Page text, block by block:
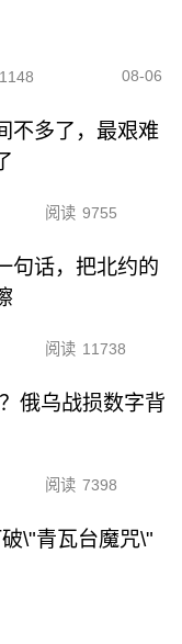
08-06
不多了，最艰难
阅读 9755
句话，把北约的
阅读 11738
俄乌战损数字背
阅读 7398
\"青瓦台魔咒\"